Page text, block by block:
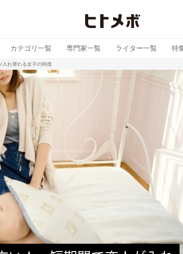
カテゴリ一覧 専門家一覧 ライター一覧 特
れ替わる女子の特徴